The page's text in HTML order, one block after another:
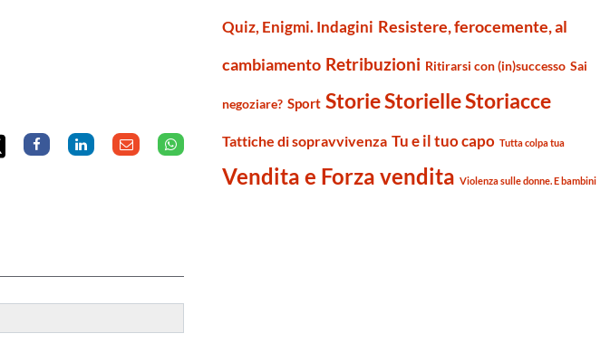
Quiz, Enigmi. Indagini Resistere, ferocemente, al
cambiamento Retribuzioni Ritirarsi con (in)successo Sai
negoziare? Sport Storie Storielle Storiacce
Tattiche di sopravvivenza Tu e il tuo capo Tutta colpa tua
Vendita e Forza vendita Violenza sulle donne. E bambini